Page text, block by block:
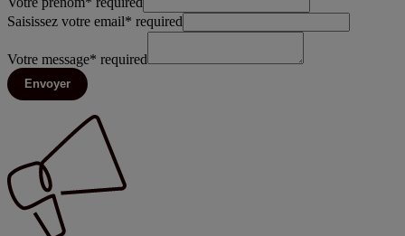
Saisissez votre email* required
Votre message* required
Envoyer